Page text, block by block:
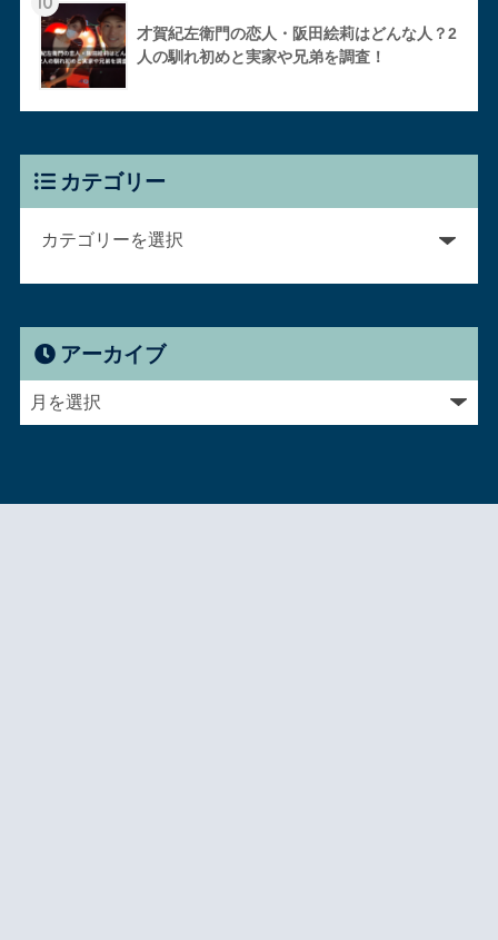
才賀紀左衛門の恋人・阪田絵莉はどんな人？2
人の馴れ初めと実家や兄弟を調査！
カテゴリー
アーカイブ